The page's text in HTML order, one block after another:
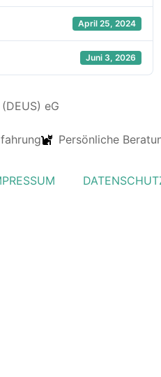
April 25, 2024
Juni 3, 2026
Persönliche